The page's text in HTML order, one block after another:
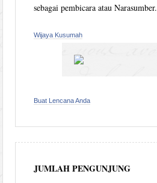
sebagai pembicara atau Narasumber.
Wijaya Kusumah
Buat Lencana Anda
JUMLAH PENGUNJUNG